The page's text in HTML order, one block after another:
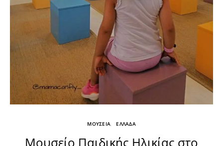
ΜΟΥΣΕΙΑ ΕΛΛΑΔΑ
Μουσείο Παιδικής Ηλικίας στο